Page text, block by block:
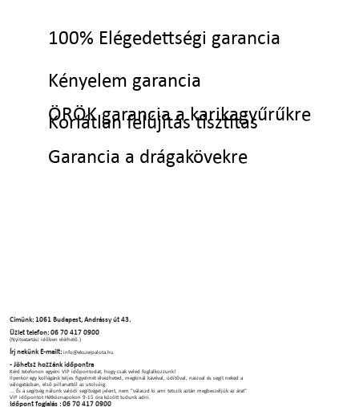
100% Elégedettségi garancia
Kényelem garancia
Korlátlan felújítás tisztítás
ÖRÖK garancia a karikagyűrűkre
Garancia a drágakövekre
Címünk: 1061 Budapest, Andrássy út 43.
Üzlet telefon: 06 70 417 0900
(Nyitvatartási időben elérhető.)
Írj nekünk E-mailt:info@ekszerpalota.hu
- Jöhetsz hozzánk időpontra
Kérd telefonon egyéni VIP időpontodat, hogy csak veled foglalkozzunk!
Ilyenkor egy kollégánk teljes figyelmét élvezheted, megkínál kávéval, üdítőval, nasival és segít neked a
válogatásban, első pillanattól az utolsóig.
... És a segítség nálunk valódi segítséget jelent, nem "válaszd ki ami tetszik aztán megbeszéljük az árat"
VIP időpontot Hétköznapokon 9-15 óra között tudunk adni.
Időpont foglalás : 06 70 417 0900